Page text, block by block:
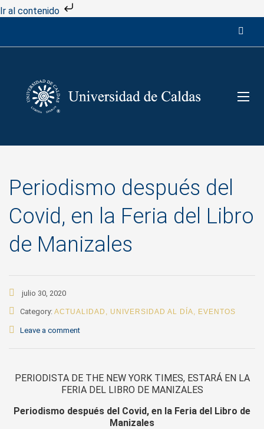
Ir al contenido
Periodismo después del
Covid, en la Feria del Libro
de Manizales
julio 30, 2020
Category: ACTUALIDAD , UNIVERSIDAD AL DÍA, EVENTOS
Leave a comment
PERIODISTA DE THE NEW YORK TIMES, ESTARÁ EN LA
FERIA DEL LIBRO DE MANIZALES
Periodismo después del Covid, en la Feria del Libro de
Manizales